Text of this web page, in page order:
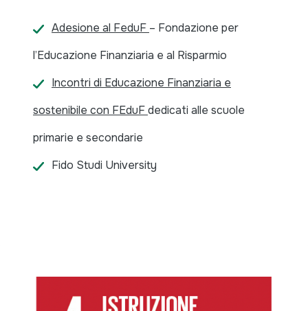
Adesione al FeduF – Fondazione per
l’Educazione Finanziaria e al Risparmio
Incontri di Educazione Finanziaria e
sostenibile con FEduFdedicati alle scuole
primarie e secondarie
Fido Studi University